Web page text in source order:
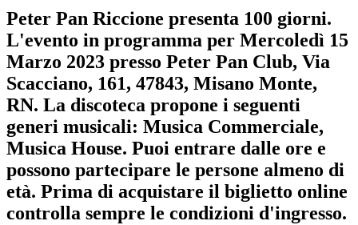
Peter Pan Riccione presenta 100 giorni.
L'evento in programma per Mercoledì 15
Marzo 2023 presso Peter Pan Club, Via
Scacciano, 161, 47843, Misano Monte,
RN. La discoteca propone i seguenti
generi musicali: Musica Commerciale,
Musica House. Puoi entrare dalle ore e
possono partecipare le persone almeno di
età. Prima di acquistare il biglietto online
controlla sempre le condizioni d'ingresso.